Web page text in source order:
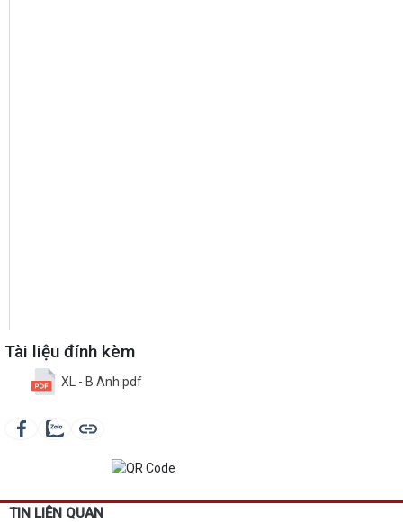
Tài liệu đính kèm
XL - B Anh.pdf
TIN LIÊN QUAN